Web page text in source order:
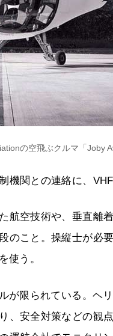
の空飛ぶクルマ「Joby
関との連絡に、
航空技術や、垂直離
のこと。操縦士が必
使う。
が限られている。ヘ
、安全対策などの観